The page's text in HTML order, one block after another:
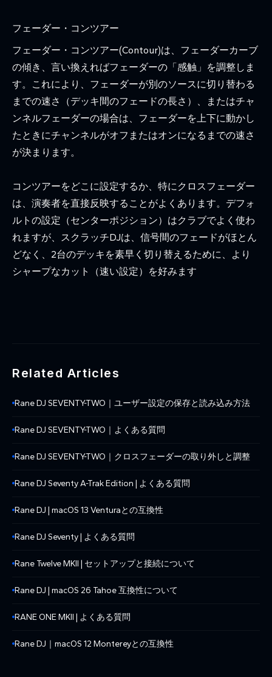
フェーダー・コンツアー
フェーダー・コンツアー(Contour)は、フェーダーカーブ
の傾き、言い換えればフェーダーの「感触」を調整しま
す。これにより、フェーダーが別のソースに切り替わる
までの速さ（デッキ間のフェードの長さ）、またはチャ
ンネルフェーダーの場合は、フェーダーを上下に動かし
たときにチャンネルがオフまたはオンになるまでの速さ
が決まります。
コンツアーをどこに設定するか、特にクロスフェーダー
は、演奏者を直接反映することがよくあります。デフォ
ルトの設定（センターポジション）はクラブでよく使わ
れますが、スクラッチDJは、信号間のフェードがほとん
どなく、2台のデッキを素早く切り替えるために、より
シャープなカット（速い設定）を好みます
Related Articles
Rane DJ SEVENTY-TWO｜ユーザー設定の保存と読み込み方法
Rane DJ SEVENTY-TWO｜よくある質問
Rane DJ SEVENTY-TWO｜クロスフェーダーの取り外しと調整
Rane DJ Seventy A-Trak Edition | よくある質問
Rane DJ | macOS 13 Venturaとの互換性
Rane DJ Seventy | よくある質問
Rane Twelve MKII | セットアップと接続について
Rane DJ | macOS 26 Tahoe 互換性について
RANE ONE MKII | よくある質問
Rane DJ｜macOS 12 Montereyとの互換性